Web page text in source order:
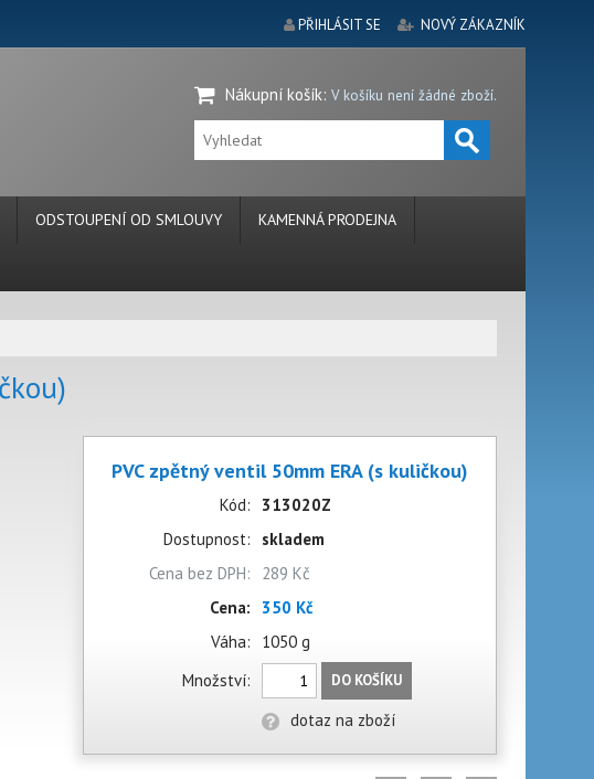
PŘIHLÁSIT SE NOVÝ ZÁKAZNÍK
Nákupní košík: V košíku není žádné zboží.
ODSTOUPENÍ OD SMLOUVY KAMENNÁ PRODEJNA
PVC zpětný ventil 50mm ERA (s kuličkou)
Kód:
313020Z
Dostupnost:
skladem
Cena bez DPH:
289 Kč
Cena:
350 Kč
Váha:
1050 g
Množství:
DO KOŠÍKU
dotaz na zboží